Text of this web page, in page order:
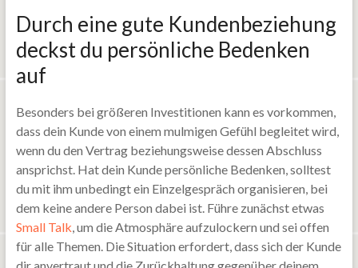
Durch eine gute Kundenbeziehung
deckst du persönliche Bedenken
auf
Besonders bei größeren Investitionen kann es vorkommen,
dass dein Kunde von einem mulmigen Gefühl begleitet wird,
wenn du den Vertrag beziehungsweise dessen Abschluss
ansprichst. Hat dein Kunde persönliche Bedenken, solltest
du mit ihm unbedingt ein Einzelgespräch organisieren, bei
dem keine andere Person dabei ist. Führe zunächst etwas
Small Talk, um die Atmosphäre aufzulockern und sei offen
für alle Themen. Die Situation erfordert, dass sich der Kunde